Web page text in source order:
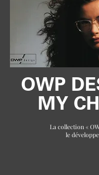
OWP
MY
La collection «
le